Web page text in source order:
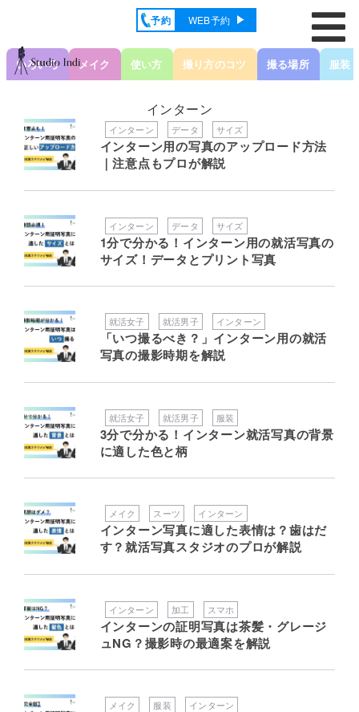
予約 WEB予約
いろいろ メイク 使い方 撮り方のコツ 撮る場所 服装
インターン
インターン データ サイズ
インターン用の写真のアップロード方法
｜注意点もプロが解説
インターン データ サイズ
1分で分かる！インターン用の就活写真の
サイズ！データとプリント写真
就活女子 就活男子 インターン
「いつ撮るべき？」インターン用の就活
写真の撮影時期を解説
就活女子 就活男子 服装
3分で分かる！インターン就活写真の背景
に適した色と柄
メイク スーツ インターン
インターン写真に適した表情は？歯はだ
す？就活写真スタジオのプロが解説
インターン 加工 スマホ
インターンの証明写真は茶髪・グレージ
ュNG？撮影時の最適案を解説
メイク 服装 インターン